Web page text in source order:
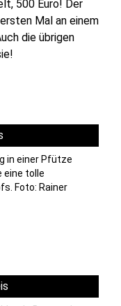
500 Euro! Der
Mal an einem
die übrigen
in einer Pfütze
eine tolle
Foto: Rainer